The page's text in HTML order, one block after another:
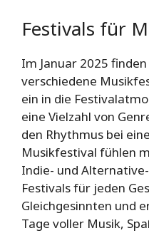
Festivals für
Im Januar 2025
verschiedene
ein in die
eine Vielzahl von
den Rhythmus bei
Musikfestival fühlen
Indie- und
Festivals für jeden
Gleichgesinnten und
Tage voller Musik,